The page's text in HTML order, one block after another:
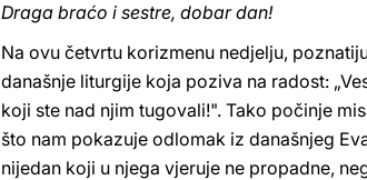
Draga braćo i sestre, dobar dan!
Na ovu četvrtu korizmenu nedjelju,
današnje liturgije koja poziva na radost:
koji ste nad njim tugovali!". Tako počinje
što nam pokazuje odlomak iz današnjeg
nijedan koji u njega vjeruje ne propadne,